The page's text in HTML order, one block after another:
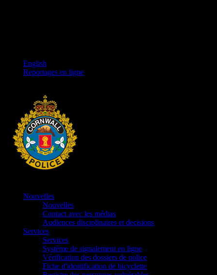
English
Reportages en ligne
Nouvelles
Nouvelles
Contact avec les médias
Audiences disciplinaires et decisions
Services
Services
Système de signalement en ligne
Vérification des dossiers de police
Fiche d'identification de bicyclette